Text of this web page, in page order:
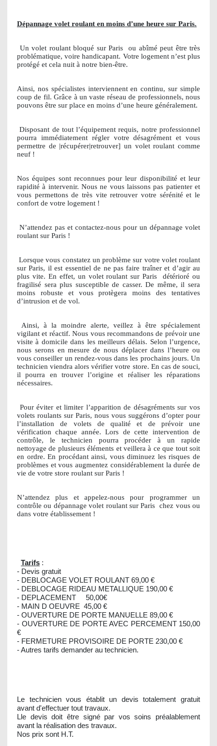
Dépannage volet roulant en moins d’une heure sur Paris.
Un volet roulant bloqué sur Paris
ou abîmé peut être très
problématique, voire handicapant. Votre logement n’est plus
protégé et cela nuit à notre bien-être.
Ainsi, nos spécialistes interviennent en continu, sur simple
coup de fil. Grâce à un vaste réseau de professionnels, nous
pouvons être sur place en moins d’une heure généralement.
Disposant de tout l’équipement requis, notre professionnel
pourra immédiatement régler votre désagrément et vous
permettre de |récupérer|retrouver] un volet roulant comme
neuf !
Nos équipes sont reconnues pour leur disponibilité et leur
rapidité à intervenir. Nous ne vous laissons pas patienter et
vous permettons de très vite retrouver votre sérénité et le
confort de votre logement !
N’attendez pas et contactez-nous pour un dépannage volet
roulant sur Paris !
Lorsque vous constatez un problème sur votre volet roulant
sur Paris, il est essentiel de ne pas faire traîner et d’agir au
plus vite. En effet, un volet roulant sur Paris
détérioré ou
fragilisé sera plus susceptible de casser. De même, il sera
moins robuste et vous protègera moins des tentatives
d’intrusion et de vol.
Ainsi, à la moindre alerte, veillez à être spécialement
vigilant et réactif. Nous vous recommandons de prévoir une
visite à domicile dans les meilleurs délais. Selon l’urgence,
nous serons en mesure de nous déplacer dans l’heure ou
vous conseiller un rendez-vous dans les prochains jours. Un
technicien viendra alors vérifier votre store. En cas de souci,
il pourra en trouver l’origine et réaliser les réparations
nécessaires.
Pour éviter et limiter l’apparition de désagréments sur vos
volets roulants sur Paris, nous vous suggérons d’opter pour
l’installation de volets de qualité et de prévoir une
vérification chaque année. Lors de cette intervention de
contrôle, le technicien pourra procéder à un rapide
nettoyage de plusieurs éléments et veillera à ce que tout soit
en ordre. En procédant ainsi, vous diminuez les risques de
problèmes et vous augmentez considérablement la durée de
vie de votre store roulant sur Paris !
N’attendez plus et appelez-nous pour programmer un
contrôle ou dépannage volet roulant sur Paris chez vous ou
dans votre établissement !
Tarifs :
- Devis gratuit
- DEBLOCAGE VOLET ROULANT 69,00 €
- DEBLOCAGE RIDEAU METALLIQUE 190,00 €
- DEPLACEMENT 50,00€
- MAIN D OEUVRE 45,00 €
- OUVERTURE DE PORTE MANUELLE 89,00 €
- OUVERTURE DE PORTE AVEC PERCEMENT 150,00
€
- FERMETURE PROVISOIRE DE PORTE 230,00 €
- Autres tarifs demander au technicien.
Le technicien vous établit un devis totalement gratuit
avant d'effectuer tout travaux.
Lle devis doit être signé par vos soins préalablement
avant la réalisation des travaux.
Nos prix sont H.T.